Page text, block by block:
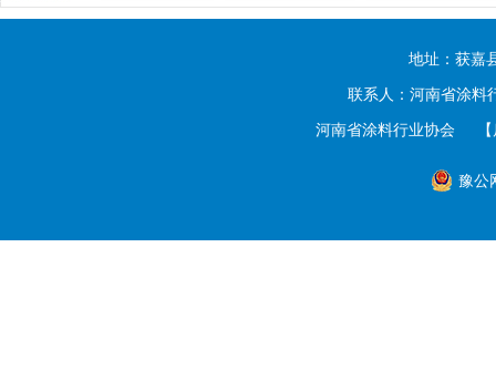
地址：获嘉
联系人：河南省涂
河南省涂料行业协会
豫公